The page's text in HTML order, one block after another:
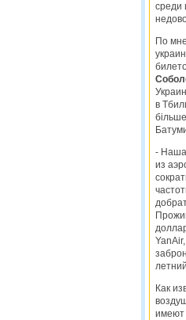
среди
По
в
- Наша
из
Как
имеют